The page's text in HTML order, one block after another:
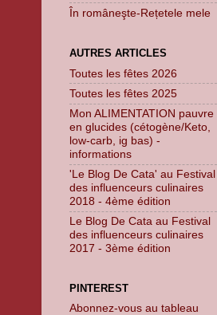
În româneşte-Rețetele mele
AUTRES ARTICLES
Toutes les fêtes 2026
Toutes les fêtes 2025
Mon ALIMENTATION pauvre
en glucides (cétogène/Keto,
low-carb, ig bas) -
informations
'Le Blog De Cata' au Festival
des influenceurs culinaires
2018 - 4ème édition
Le Blog De Cata au Festival
des influenceurs culinaires
2017 - 3ème édition
PINTEREST
Abonnez-vous au tableau